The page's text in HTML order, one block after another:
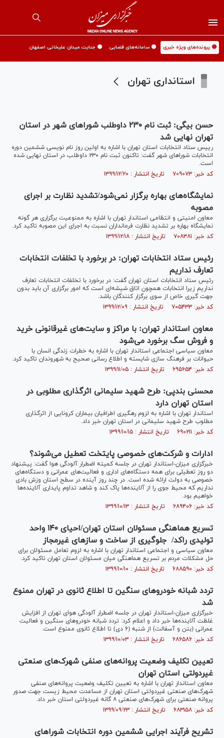
🟡 پرونده‌های ویژه خبری 🟡 سامانه‌های قضایی 🟡 جنایت میدان علیخانی اصفهان
استانداری تهران
حسن بیگی: ثبت نام ۲۳۰ داوطلب شورا‌های شهر در استان
تهران نهایی شد
رییس ستاد انتخابات استان تهران با اشاره به اولین روز نام نویسی ششمین دوره
انتخابات شورا‌های شهر گفت: تاکنون ثبت نام ۲۳۰ داوطلب در استان نهایی شده
است.
کد خبر: ۷۰۹۰۷۳ تاریخ انتشار : ۱۳۹۹/۱۲/۲۰
نمایشگاه‌های بهاره برگزار نمی‌شود/تشدید نظارت بر اجرای
مصوبه
معاون امنیتی و انتظامی استاندار تهران با اشاره به ممنوعیت برگزاری هر گونه
نمایشگاه بهاره بر تشدید نظارت فرمانداران نسبت به اجرای این مصوبه تاکید کرد.
کد خبر: ۷۰۸۳۸۱ تاریخ انتشار : ۱۳۹۹/۱۲/۱۸
رئیس ستاد انتخابات تهران: در برخورد با تخلفات انتخابات
تعارف نداریم
رئیس ستاد انتخابات استان تهران گفت: در برخورد با تخلفات انتخابات تعارف
نداریم زیرا انتخابات همچون اتاق شیشه‌ای است که امور برگزاری آن باید بدون
جهت گیری خاص از سوی برگزار کنندگان باشد.
کد خبر: ۷۰۵۴۳۳ تاریخ انتشار : ۱۳۹۹/۱۲/۰۹
معاون استاندار تهران: با مراکز و سایت‌های غیرقانونی خرید
و فروش سگ برخورد می‌شود
معاون سیاسی اجتماعی استاندار تهران با اشاره به خطرات زندگی انسان با
حیوانات بر فرهنگ سازی شایسته و اطلاع رسانی صحیح به شهروندان تاکید کرد.
کد خبر: ۶۹۵۶۵۴ تاریخ انتشار : ۱۳۹۹/۱۱/۰۵
محسنی بندپی: طرح شهید سلیمانی اثرگذاری مطلوبی در
استان تهران دارد
استاندار تهران با اشاره به لزوم رهگیری اطرافیان بیماران کرونایی از اثرگذاری
مطلوب طرح شهید سلیمانی در استان تهران خبر داد.
کد خبر: ۶۹۰۲۱۱ تاریخ انتشار : ۱۳۹۹/۱۰/۱۵
ادارات و شرکت‌های خصوصی پایتخت تعطیل می‌شوند؟
خبرگزاری میزان-استاندار تهران در جلسه کمیته اضطرار آلودگی هوا گفت: پیشنهاد
دو روز تعطیلی برای همه دستگاه‌های اداری و فعالیت‌های عمرانی و دستگاه‌های
خصوصی به دولت ارائه شده است. در چند روز آینده در سطح استان وزش بادی
نداریم که محیط جوی را از آلاینده‌ها پاک کند و شاهد تداوم پایداری آلاینده‌ها
خواهیم بود.
کد خبر: ۶۸۹۴۰۶ تاریخ انتشار : ۱۳۹۹/۱۰/۱۳
تسریع هماهنگی مسئولان استان تهران/احیای ۱۴۰ واحد
تولیدی راکد/ جلوگیری از ساخت و ساز‌های غیرمجاز
معاون سیاسی و اجتماعی استاندار تهران با اشاره به لزوم تعامل مسئولان برای
حل مشکلات مردم بر تسریع هماهنگی میان مسئولان استان تهران تاکید کرد.
کد خبر: ۶۸۸۵۹۰ تاریخ انتشار : ۱۳۹۹/۱۰/۱۰
تردد شبانه خودرو‌های سنگین تا اطلاع ثانوی در تهران ممنوع
شد
خبرگزاری میزان-استاندار تهران در جلسه اضطرار آلودگی هوای تهران از افزایش
غلظت آلاینده‌ها خبر داد و اعلام کرد: تردد شبانه خودرو‌های سنگین و فعالیت
عمرانی (بتن و آسفالت) از شنبه (۶ دی) تا اطلاع ثانوی ممنوع است.
کد خبر: ۶۸۶۵۸۶ تاریخ انتشار : ۱۳۹۹/۱۰/۰۳
تعیین تکلیف وضعیت پروانه‌های صنفی شهرک‌های صنعتی
غیردولتی استان تهران
معاون استاندار تهران با اشاره به تعیین تکلیف وضعیت پروانه‌های صنفی
شهرک‌های صنعتی غیردولتی استان تهران از مساعدت محیط زیست جهت صدور
پروانه صنعتی برای شهرک‌های صنعتی ۸ گانه غیردولتی استان خبر داد.
کد خبر: ۶۸۳۱۵۸ تاریخ انتشار : ۱۳۹۹/۰۹/۲۳
تشریح فرآیند اجرایی ششمین دوره انتخابات شورا‌های